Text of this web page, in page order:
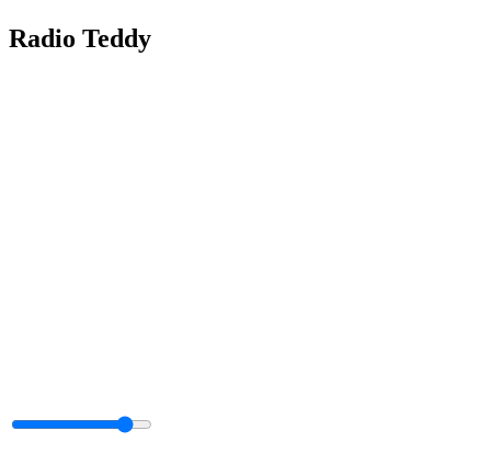
Radio Teddy